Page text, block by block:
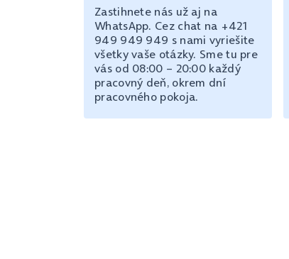
Zastihnete nás už aj na
WhatsApp. Cez chat na +421
949 949 949 s nami vyriešite
všetky vaše otázky. Sme tu pre
vás od 08:00 – 20:00 každý
pracovný deň, okrem dní
pracovného pokoja.